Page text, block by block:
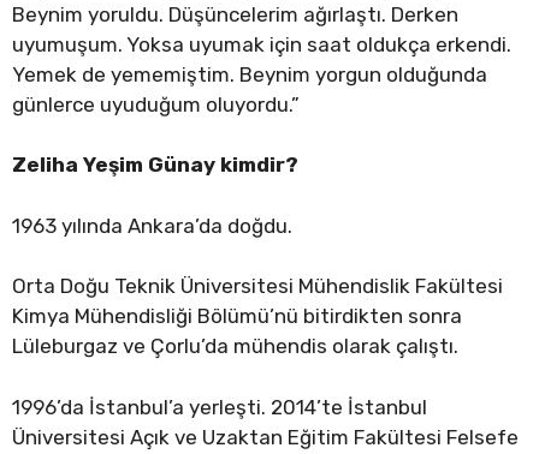
Beynim yoruldu. Düşüncelerim ağırlaştı. Derken
uyumuşum. Yoksa uyumak için saat oldukça erkendi.
Yemek de yememiştim. Beynim yorgun olduğunda
günlerce uyuduğum oluyordu.”
Zeliha Yeşim Günay kimdir?
1963 yılında Ankara’da doğdu.
Orta Doğu Teknik Üniversitesi Mühendislik Fakültesi
Kimya Mühendisliği Bölümü’nü bitirdikten sonra
Lüleburgaz ve Çorlu’da mühendis olarak çalıştı.
1996’da İstanbul’a yerleşti. 2014’te İstanbul
Üniversitesi Açık ve Uzaktan Eğitim Fakültesi Felsefe